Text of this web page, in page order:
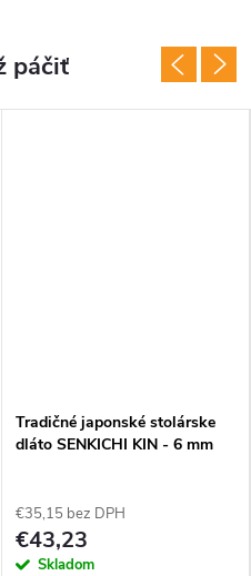
Tradičné japonské stolárske
dláto SENKICHI KIN - 6 mm
€35,15 bez DPH
€43,23
Skladom